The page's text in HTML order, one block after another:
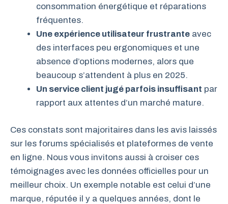
consommation énergétique et réparations
fréquentes.
Une expérience utilisateur frustrante avec
des interfaces peu ergonomiques et une
absence d’options modernes, alors que
beaucoup s’attendent à plus en 2025.
Un service client jugé parfois insuffisant par
rapport aux attentes d’un marché mature.
Ces constats sont majoritaires dans les avis laissés
sur les forums spécialisés et plateformes de vente
en ligne. Nous vous invitons aussi à croiser ces
témoignages avec les données officielles pour un
meilleur choix. Un exemple notable est celui d’une
marque, réputée il y a quelques années, dont le